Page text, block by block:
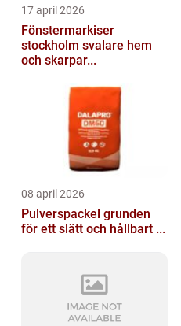
17 april 2026
Fönstermarkiser
stockholm svalare hem
och skarpar...
08 april 2026
Pulverspackel grunden
för ett slätt och hållbart ...